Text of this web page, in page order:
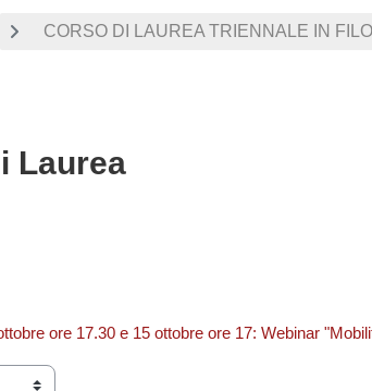
CORSO DI LAUREA TRIENNALE IN
Laurea
ore 17.30 e 15 ottobre ore 17: Webinar